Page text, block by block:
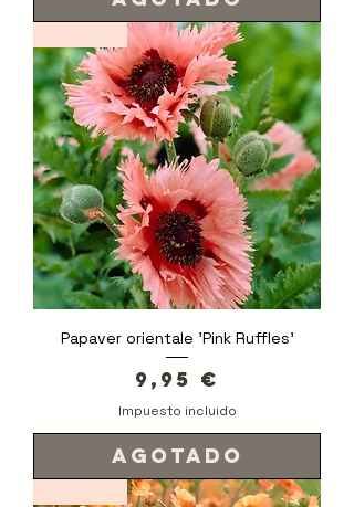
Papaver orientale 'Pink Ruffles'
Precio
9,95 €
Impuesto incluido
Agotado